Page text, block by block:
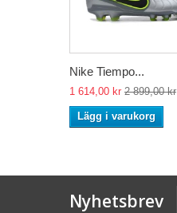
Nike Tiempo...
1 614,00 kr 2 899,00 kr
Lägg i varukorg
Nyhetsbrev